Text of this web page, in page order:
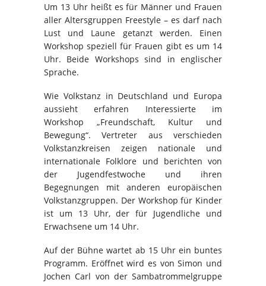
Um 13 Uhr heißt es für Männer und Frauen
aller Altersgruppen Freestyle – es darf nach
Lust und Laune getanzt werden. Einen
Workshop speziell für Frauen gibt es um 14
Uhr. Beide Workshops sind in englischer
Sprache.
Wie Volkstanz in Deutschland und Europa
aussieht erfahren Interessierte im
Workshop „Freundschaft, Kultur und
Bewegung“. Vertreter aus verschieden
Volkstanzkreisen zeigen nationale und
internationale Folklore und berichten von
der Jugendfestwoche und ihren
Begegnungen mit anderen europäischen
Volkstanzgruppen. Der Workshop für Kinder
ist um 13 Uhr, der für Jugendliche und
Erwachsene um 14 Uhr.
Auf der Bühne wartet ab 15 Uhr ein buntes
Programm. Eröffnet wird es von Simon und
Jochen Carl von der Sambatrommelgruppe